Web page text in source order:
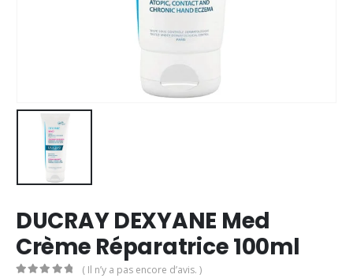
DUCRAY DEXYANE Med
Crème Réparatrice 100ml
( Il n’y a pas encore d’avis. )